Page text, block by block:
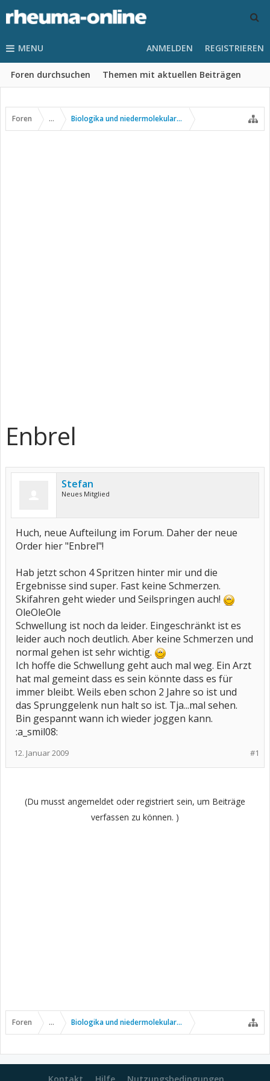
MENU
Foren durchsuchen Themen mit aktuellen Beiträgen
ANMELDEN REGISTRIEREN
Foren ... Biologika und niedermolekulare Wirkstoffe
Enbrel
Stefan
Neues Mitglied
Huch, neue Aufteilung im Forum. Daher der neue
Order hier "Enbrel"!
Hab jetzt schon 4 Spritzen hinter mir und die
Ergebnisse sind super. Fast keine Schmerzen.
Skifahren geht wieder und Seilspringen auch!
OleOleOle
Schwellung ist noch da leider. Eingeschränkt ist es
leider auch noch deutlich. Aber keine Schmerzen und
normal gehen ist sehr wichtig.
Ich hoffe die Schwellung geht auch mal weg. Ein Arzt
hat mal gemeint dass es sein könnte dass es für
immer bleibt. Weils eben schon 2 Jahre so ist und
das Sprunggelenk nun halt so ist. Tja...mal sehen.
Bin gespannt wann ich wieder joggen kann.
:a_smil08:
#1
12. Januar 2009
(Du musst angemeldet oder registriert sein, um Beiträge
verfassen zu können. )
Foren ... Biologika und niedermolekulare Wirkstoffe